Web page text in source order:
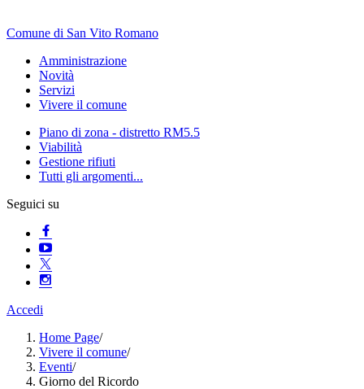
Comune di San Vito Romano
Amministrazione
Novità
Servizi
Vivere il comune
Piano di zona - distretto RM5.5
Viabilità
Gestione rifiuti
Tutti gli argomenti...
Seguici su
Accedi
Home Page/
Vivere il comune/
Eventi/
Giorno del Ricordo